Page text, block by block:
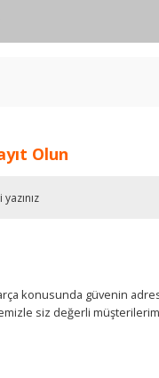
bozuk veya
Olun
konusunda güvenin adresi
siz değerli